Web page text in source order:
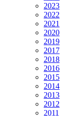
2023
2022
2021
2020
2019
2017
2018
2016
2015
2014
2013
2012
2011